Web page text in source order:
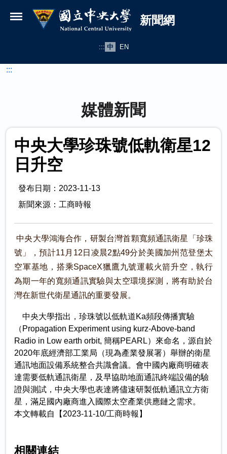
國立中央大學新聞網
新聞網
::: 中 EN
:::
媒體新聞
中央大學珍珠號低軌衛星12
日升空
發布日期：2023-11-13
新聞來源：工商時報
中央大學鴻海合作，研製台灣首顆寬頻通訊衛星「珍珠
號」，預計11月12日凌晨2點49分於美國加州范登堡太
空軍基地，搭乘SpaceX獵鷹九號運載火箭升空，執行
為期一年的寬頻通訊實驗與太空環境探測，將有助於台
灣在新世代衛星通訊的重要發展。
中央大學指出，珍珠號以低軌道Ka頻段傳播實驗
（Propagation Experiment using kurz-Above-band
Radio in Low earth orbit, 簡稱PEARL）來命名，源自於
2020年底經濟部工業局（現為產業發展署）舉辦的衛星
通訊地面設備系統整合共識會議。會中國內廠商明確表
達需要低軌通訊衛星，及早協助地面通訊終端設備的驗
證與測試，中央大學也表達將儘速研製低軌通訊立方衛
星，滿足國內廠商進入國際太空產業供應鏈之需求。
本文轉載自【2023-11-10/工商時報】
相關連結